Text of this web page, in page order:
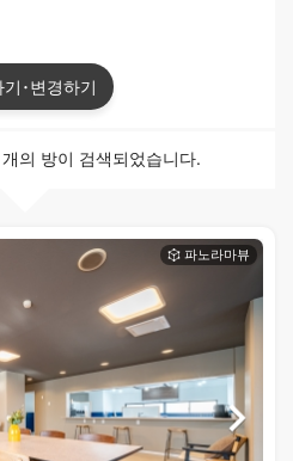
기･변경하기
개의 방이 검색되었습니다.